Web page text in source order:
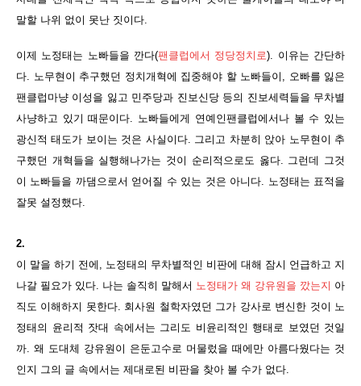
말할 나위 없이 못난 짓이다.
이제 노정태는 노빠들을 깐다(팬클럽에서 정당정치로). 이유는 간단하
다. 노무현이 추구했던 정치개혁에 집중해야 할 노빠들이, 오빠를 잃은
팬클럽마냥 이성을 잃고 민주당과 진보신당 등의 진보세력들을 무차별
사냥하고 있기 때문이다. 노빠들에게 연예인팬클럽에서나 볼 수 있는
광신적 태도가 보이는 것은 사실이다. 그리고 차분히 앉아 노무현이 추
구했던 개혁들을 실행해나가는 것이 순리적으로도 옳다. 그런데 그것
이 노빠들을 까댐으로서 얻어질 수 있는 것은 아니다. 노정태는 표적을
잘못 설정했다.
2.
이 말을 하기 전에, 노정태의 무차별적인 비판에 대해 잠시 언급하고 지
나갈 필요가 있다. 나는 솔직히 말해서 노정태가 왜 강유원을 깠는지 아
직도 이해하지 못한다. 회사원 철학자였던 그가 강사로 변신한 것이 노
정태의 윤리적 잣대 속에서는 그리도 비윤리적인 행태로 보였던 것일
까. 왜 도대체 강유원이 은둔고수로 머물렀을 때에만 아름다웠다는 것
인지 그의 글 속에서는 제대로된 비판을 찾아 볼 수가 없다.